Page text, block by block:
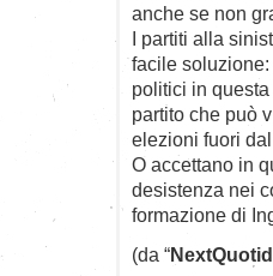
anche se non
I partiti alla
facile
politici in
partito che può
elezioni fuori
O accettano in
desistenza nei
formazione di
(da “